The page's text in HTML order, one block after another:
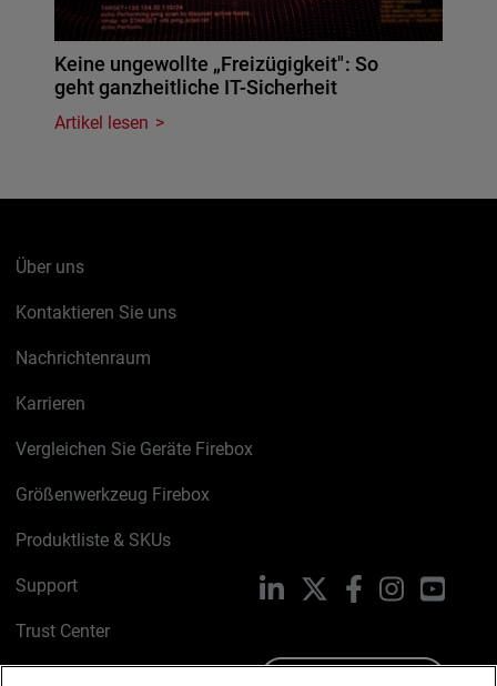
Keine ungewollte „Freizügigkeit": So
geht ganzheitliche IT-Sicherheit
Artikel lesen
Über uns
Kontaktieren Sie uns
Nachrichtenraum
Karrieren
Vergleichen Sie Geräte Firebox
Größenwerkzeug Firebox
Produktliste & SKUs
Support
Trust Center
LinkedIn FacebookInstagram